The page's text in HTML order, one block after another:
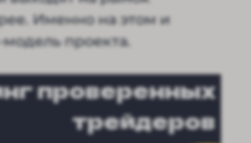
Именно на этом и
проекта.
проверенных
трейдеров